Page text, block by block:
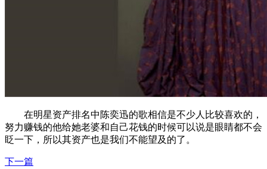
在明星资产排名中陈奕迅的歌相信是不少人比较喜欢的，
努力赚钱的他给她老婆和自己花钱的时候可以说是眼睛都不会
眨一下，所以其资产也是我们不能望及的了。
下一篇